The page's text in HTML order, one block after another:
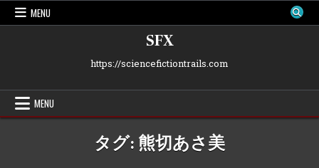
Skip
MENU
SFX
https://sciencefictiontrails.com
MENU
タグ: 熊切あさ美